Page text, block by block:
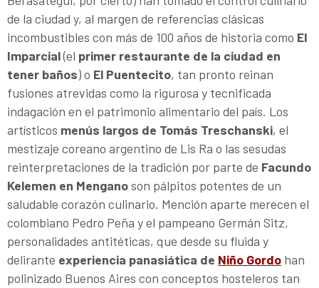
de la ciudad y, al margen de referencias clásicas
incombustibles con más de 100 años de historia como El
Imparcial(el primer restaurante de la ciudad en
tener baños) o El Puentecito, tan pronto reinan
fusiones atrevidas como la rigurosa y tecnificada
indagación en el patrimonio alimentario del país. Los
artísticos menús largos de Tomás Treschanski, el
mestizaje coreano argentino de Lis Ra o las sesudas
reinterpretaciones de la tradición por parte de Facundo
Kelemen en Menganoson pálpitos potentes de un
saludable corazón culinario. Mención aparte merecen el
colombiano Pedro Peña y el pampeano Germán Sitz,
personalidades antitéticas, que desde su fluida y
delirante experiencia panasiática de Niño Gordo han
polinizado Buenos Aires con conceptos hosteleros tan